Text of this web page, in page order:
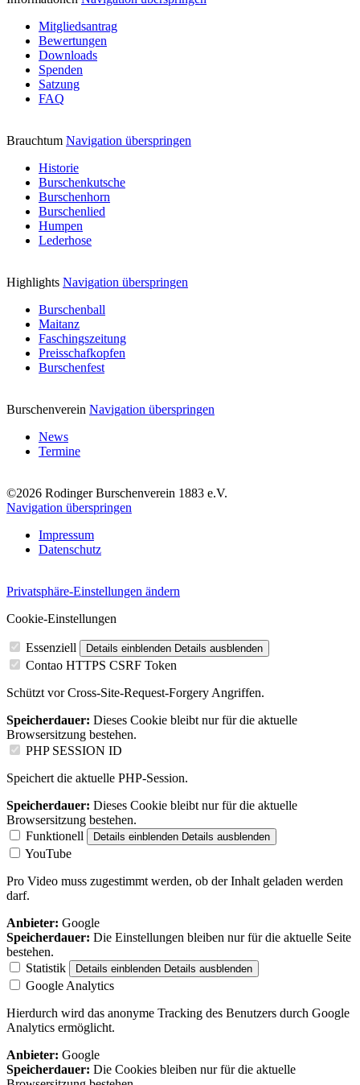
Mitgliedsantrag
Bewertungen
Downloads
Spenden
Satzung
FAQ
Brauchtum Navigation überspringen
Historie
Burschenkutsche
Burschenhorn
Burschenlied
Humpen
Lederhose
Highlights Navigation überspringen
Burschenball
Maitanz
Faschingszeitung
Preisschafkopfen
Burschenfest
Burschenverein Navigation überspringen
News
Termine
©2026 Rodinger Burschenverein 1883 e.V.
Navigation überspringen
Impressum
Datenschutz
Privatsphäre-Einstellungen ändern
Cookie-Einstellungen
Essenziell Details einblenden Details ausblenden
Contao HTTPS CSRF Token
Schützt vor Cross-Site-Request-Forgery Angriffen.
Speicherdauer: Dieses Cookie bleibt nur für die aktuelle
Browsersitzung bestehen.
PHP SESSION ID
Speichert die aktuelle PHP-Session.
Speicherdauer: Dieses Cookie bleibt nur für die aktuelle
Browsersitzung bestehen.
Funktionell
Details einblenden Details ausblenden
YouTube
Pro Video muss zugestimmt werden, ob der Inhalt geladen werden
darf.
Anbieter: Google
Speicherdauer: Die Einstellungen bleiben nur für die aktuelle Seite
bestehen.
Statistik
Details einblenden Details ausblenden
Google Analytics
Hierdurch wird das anonyme Tracking des Benutzers durch Google
Analytics ermöglicht.
Anbieter: Google
Speicherdauer: Die Cookies bleiben nur für die aktuelle